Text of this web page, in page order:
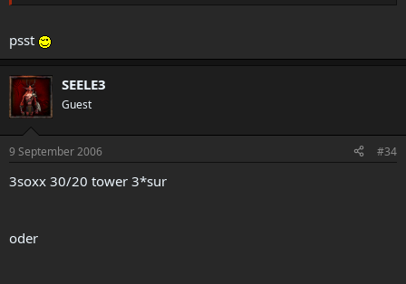
psst
SEELE3
Guest
9 September 2006 #34
3soxx 30/20 tower 3*sur
oder